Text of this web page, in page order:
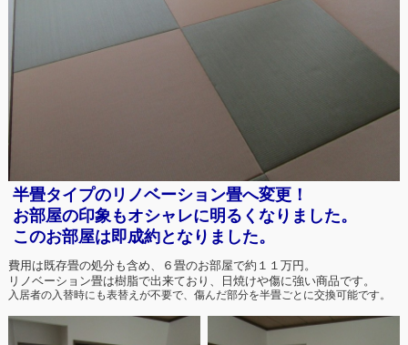
半畳タイプのリノベーション畳へ変更！
お部屋の印象もオシャレに明るくなりました。
このお部屋は即成約となりました。
費用は既存畳の処分も含め、６畳のお部屋で約１１万円。
リノベーション畳は樹脂で出来ており、日焼けや傷に強い商品です。
入居者の入替時にも表替えが不要で、傷んだ部分を半畳ごとに交換可能です。